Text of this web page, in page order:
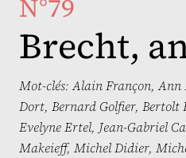
N°79
Brecht,
Mot-clés:Alain Françon,Ann
Dort, Bernard Golfier, Bertolt
Evelyne Ertel, Jean-Gabriel
Makeieff, Michel Didier,